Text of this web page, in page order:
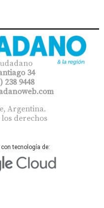
34
238 9448
Argentina.
derechos
tecnología de: